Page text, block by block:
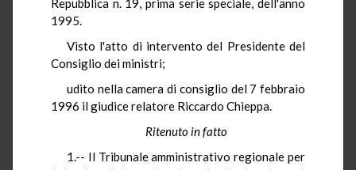
Repubblica n. 19, prima serie speciale, dell'anno
1995.
Visto l'atto di intervento del Presidente del
Consiglio dei ministri;
udito nella camera di consiglio del 7 febbraio
1996 il giudice relatore Riccardo Chieppa.
Ritenuto in fatto
1.-- Il Tribunale amministrativo regionale per